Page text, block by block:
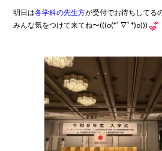
明日は各学科の先生方が受付でお待ちしてるの
みんな気をつけて来てね〜(((o(*ﾟ▽ﾟ*)o)))